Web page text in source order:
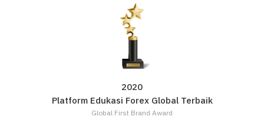
2020
Platform Edukasi Forex Global Terbaik
Global First Brand Award